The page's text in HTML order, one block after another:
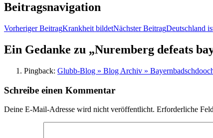
Beitragsnavigation
Vorheriger BeitragKrankheit bildetNächster BeitragDeutschland
Ein Gedanke zu „Nuremberg defeats
Pingback: Glubb-Blog » Blog Archiv »
Schreibe einen Kommentar
Deine E-Mail-Adresse wird nicht veröffentlicht. Erforderliche